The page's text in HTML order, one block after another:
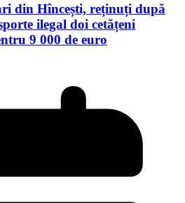
din Hîncești, reținuți după
ilegal doi cetățeni
9 000 de euro